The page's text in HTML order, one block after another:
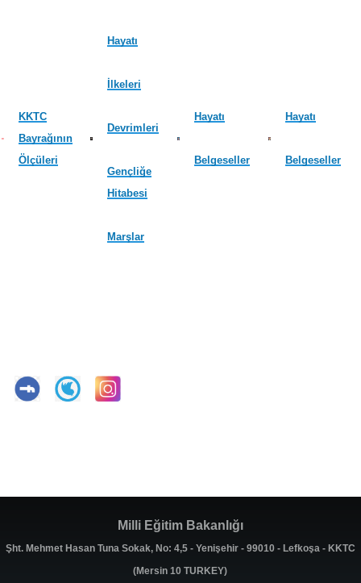
KKTC
Bayrağının
Ölçüleri
Hayatı
İlkeleri
Devrimleri
Gençliğe
Hitabesi
Marşlar
Hayatı
Belgeseller
Hayatı
Belgeseller
Milli Eğitim Bakanlığı
Şht. Mehmet Hasan Tuna Sokak, No: 4,5 - Yenişehir - 99010 - Lefkoşa - KKTC
(Mersin 10 TURKEY)